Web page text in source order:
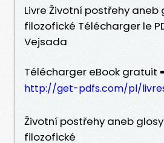
Livre Životní postřehy aneb
filozofické Télécharger le
Vejsada
Télécharger eBook gratuit
http://get-pdfs.com/pl/
Životní postřehy aneb
filozofické